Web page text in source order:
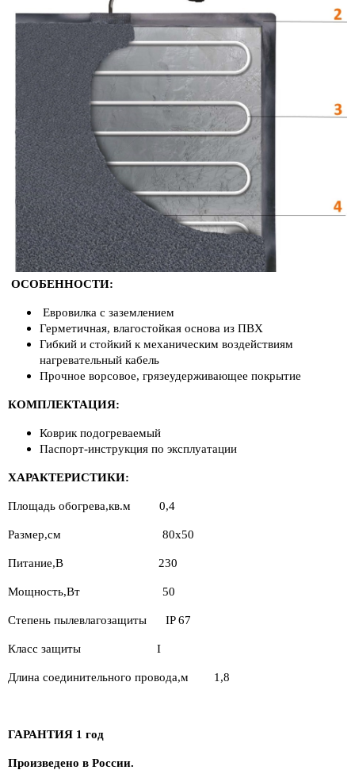
ОСОБЕННОСТИ:
Евровилка с заземлением
Герметичная, влагостойкая основа из ПВХ
Гибкий и стойкий к механическим воздействиям
нагревательный кабель
Прочное ворсовое, грязеудерживающее покрытие
КОМПЛЕКТАЦИЯ:
Коврик подогреваемый
Паспорт-инструкция по эксплуатации
ХАРАКТЕРИСТИКИ:
Площадь обогрева,кв.м 0,4
Размер,см 80х50
Питание,В 230
Мощность,Вт 50
Степень пылевлагозащиты IP 67
Класс защиты I
Длина соединительного провода,м 1,8
ГАРАНТИЯ 1 год
Произведено в России.